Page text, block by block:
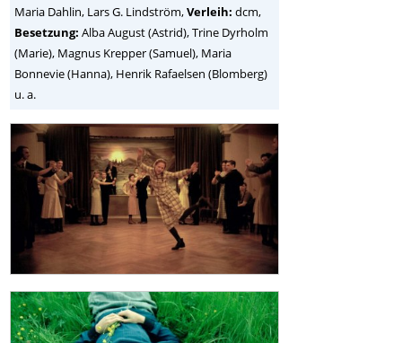
Maria Dahlin, Lars G. Lindström,Verleih: dcm,
Besetzung: Alba August (Astrid), Trine Dyrholm
(Marie), Magnus Krepper (Samuel), Maria
Bonnevie (Hanna), Henrik Rafaelsen (Blomberg)
u. a.